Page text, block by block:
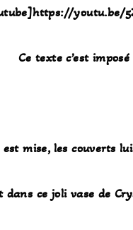
youtu.be/
Ce texte c’est
mise, les couverts
dans ce joli vase de